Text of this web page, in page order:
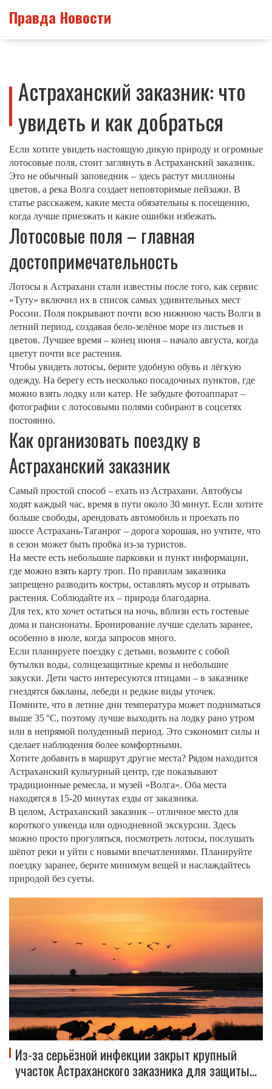
Правда Новости
Астраханский заказник: что
увидеть и как добраться
Если хотите увидеть настоящую дикую природу и огромные
лотосовые поля, стоит заглянуть в Астраханский заказник.
Это не обычный заповедник – здесь растут миллионы
цветов, а река Волга создает неповторимые пейзажи. В
статье расскажем, какие места обязательны к посещению,
когда лучше приезжать и какие ошибки избежать.
Лотосовые поля – главная
достопримечательность
Лотосы в Астрахани стали известны после того, как сервис
«Туту» включил их в список самых удивительных мест
России. Поля покрывают почти всю нижнюю часть Волги в
летний период, создавая бело‑зелёное море из листьев и
цветов. Лучшее время – конец июня – начало августа, когда
цветут почти все растения.
Чтобы увидеть лотосы, берите удобную обувь и лёгкую
одежду. На берегу есть несколько посадочных пунктов, где
можно взять лодку или катер. Не забудьте фотоаппарат –
фотографии с лотосовыми полями собирают в соцсетях
постоянно.
Как организовать поездку в
Астраханский заказник
Самый простой способ – ехать из Астрахани. Автобусы
ходят каждый час, время в пути около 30 минут. Если хотите
больше свободы, арендовать автомобиль и проехать по
шоссе Астрахань‑Таганрог – дорога хорошая, но учтите, что
в сезон может быть пробка из-за туристов.
На месте есть небольшие парковки и пункт информации,
где можно взять карту троп. По правилам заказника
запрещено разводить костры, оставлять мусор и отрывать
растения. Соблюдайте их – природа благодарна.
Для тех, кто хочет остаться на ночь, вблизи есть гостевые
дома и пансионаты. Бронирование лучше сделать заранее,
особенно в июле, когда запросов много.
Если планируете поездку с детьми, возьмите с собой
бутылки воды, солнцезащитные кремы и небольшие
закуски. Дети часто интересуются птицами – в заказнике
гнездятся бакланы, лебеди и редкие виды уточек.
Помните, что в летние дни температура может подниматься
выше 35 °C, поэтому лучше выходить на лодку рано утром
или в непрямой полуденный период. Это сэкономит силы и
сделает наблюдения более комфортными.
Хотите добавить в маршрут другие места? Рядом находится
Астраханский культурный центр, где показывают
традиционные ремесла, и музей «Волга». Оба места
находятся в 15‑20 минутах езды от заказника.
В целом, Астраханский заказник – отличное место для
короткого уикенда или однодневной экскурсии. Здесь
можно просто прогуляться, посмотреть лотосы, послушать
шёпот реки и уйти с новыми впечатлениями. Планируйте
поездку заранее, берите минимум вещей и наслаждайтесь
природой без суеты.
Из-за серьёзной инфекции закрыт крупный
участок Астраханского заказника для защиты